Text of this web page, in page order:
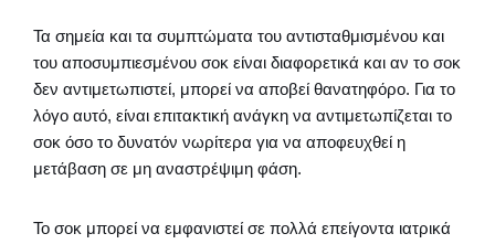
Τα σημεία και τα συμπτώματα του αντισταθμισμένου και
του αποσυμπιεσμένου σοκ είναι διαφορετικά και αν το σοκ
δεν αντιμετωπιστεί, μπορεί να αποβεί θανατηφόρο. Για το
λόγο αυτό, είναι επιτακτική ανάγκη να αντιμετωπίζεται το
σοκ όσο το δυνατόν νωρίτερα για να αποφευχθεί η
μετάβαση σε μη αναστρέψιμη φάση.
Το σοκ μπορεί να εμφανιστεί σε πολλά επείγοντα ιατρικά